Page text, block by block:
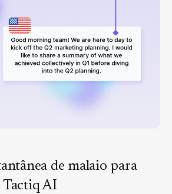
de malaio para
Tactiq AI